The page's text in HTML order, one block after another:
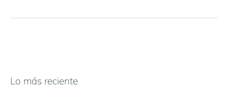
Lo más reciente
N